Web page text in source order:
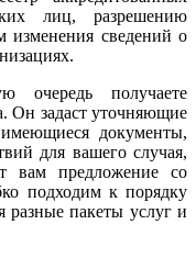
лиц, разрешению
изменения сведений о
получаете
Он задаст уточняющие
документы,
для вашего случая,
вам предложение со
подходим к порядку
разные пакеты услуг и